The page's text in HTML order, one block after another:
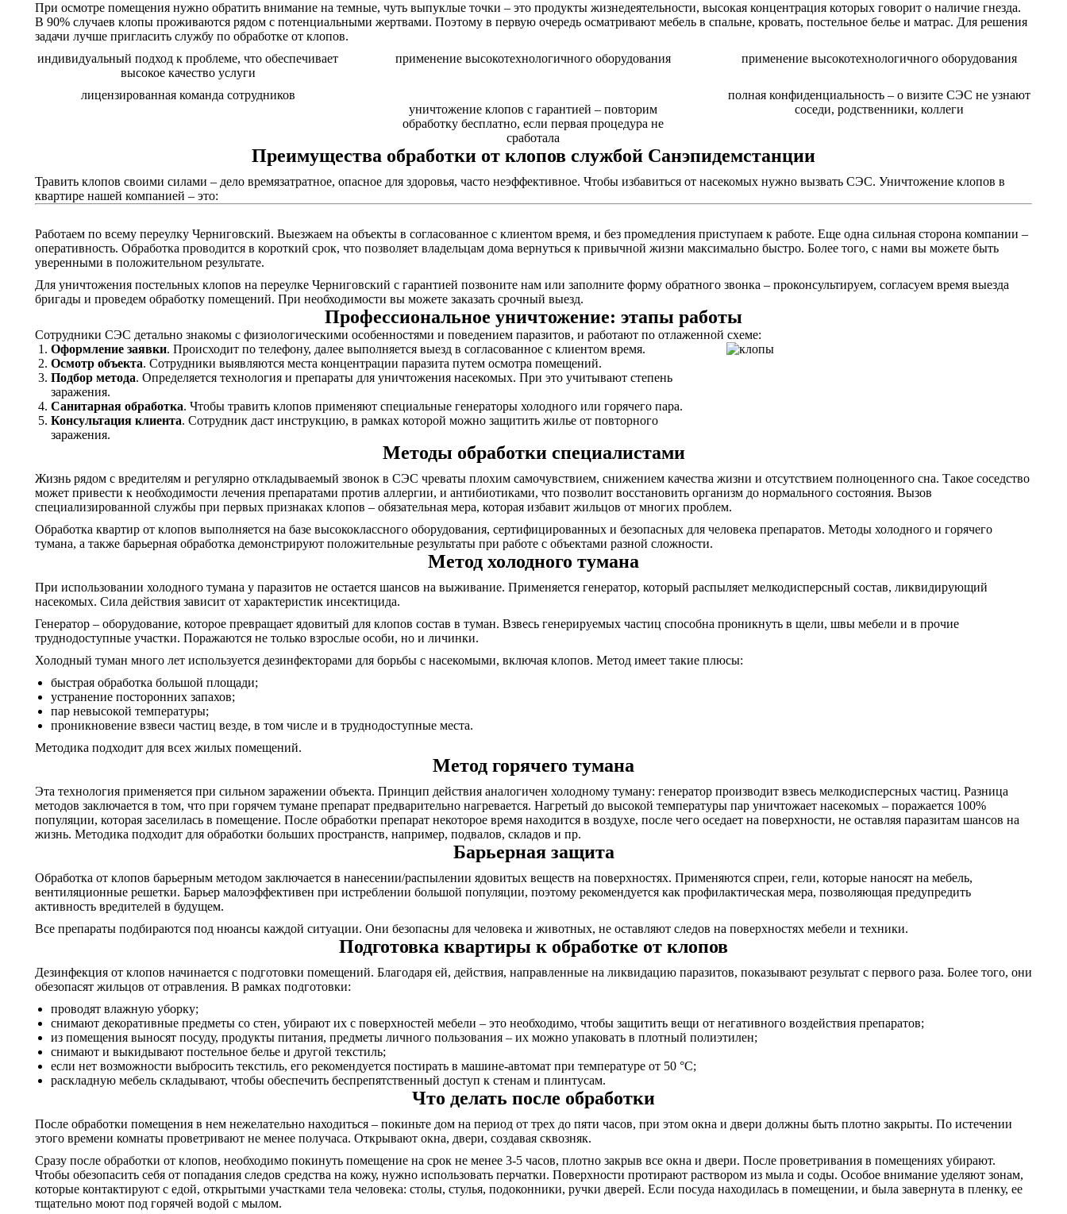
При осмотре помещения нужно обратить внимание на темные, чуть выпуклые точки – это продукты жизнедеятельности, высокая концентрация которых говорит о наличие гнезда.
В 90% случаев клопы проживаются рядом с потенциальными жертвами. Поэтому в первую очередь осматривают мебель в спальне, кровать, постельное белье и матрас. Для решения
задачи лучше пригласить службу по обработке от клопов.
индивидуальный подход к проблеме, что обеспечивает
высокое качество услуги
применение высокотехнологичного оборудования применение высокотехнологичного оборудования
лицензированная команда сотрудников
уничтожение клопов с гарантией – повторим
обработку бесплатно, если первая процедура не
сработала
полная конфиденциальность – о визите СЭС не узнают
соседи, родственники, коллеги
Преимущества обработки от клопов службой Санэпидемстанции
Травить клопов своими силами – дело времязатратное, опасное для здоровья, часто неэффективное. Чтобы избавиться от насекомых нужно вызвать СЭС. Уничтожение клопов в
квартире нашей компанией – это:
Работаем по всему переулку Черниговский. Выезжаем на объекты в согласованное с клиентом время, и без промедления приступаем к работе. Еще одна сильная сторона компании –
оперативность. Обработка проводится в короткий срок, что позволяет владельцам дома вернуться к привычной жизни максимально быстро. Более того, с нами вы можете быть
уверенными в положительном результате.
Для уничтожения постельных клопов на переулке Черниговский с гарантией позвоните нам или заполните форму обратного звонка – проконсультируем, согласуем время выезда
бригады и проведем обработку помещений. При необходимости вы можете заказать срочный выезд.
Профессиональное уничтожение: этапы работы
Сотрудники СЭС детально знакомы с физиологическими особенностями и поведением паразитов, и работают по отлаженной схеме:
Оформление заявки. Происходит по телефону, далее выполняется выезд в согласованное с клиентом время.
Осмотр объекта. Сотрудники выявляются места концентрации паразита путем осмотра помещений.
Подбор метода. Определяется технология и препараты для уничтожения насекомых. При это учитывают степень
заражения.
Санитарная обработка. Чтобы травить клопов применяют специальные генераторы холодного или горячего пара.
Консультация клиента. Сотрудник даст инструкцию, в рамках которой можно защитить жилье от повторного
заражения.
Методы обработки специалистами
Жизнь рядом с вредителям и регулярно откладываемый звонок в СЭС чреваты плохим самочувствием, снижением качества жизни и отсутствием полноценного сна. Такое соседство
может привести к необходимости лечения препаратами против аллергии, и антибиотиками, что позволит восстановить организм до нормального состояния. Вызов
специализированной службы при первых признаках клопов – обязательная мера, которая избавит жильцов от многих проблем.
Обработка квартир от клопов выполняется на базе высококлассного оборудования, сертифицированных и безопасных для человека препаратов. Методы холодного и горячего
тумана, а также барьерная обработка демонстрируют положительные результаты при работе с объектами разной сложности.
Метод холодного тумана
При использовании холодного тумана у паразитов не остается шансов на выживание. Применяется генератор, который распыляет мелкодисперсный состав, ликвидирующий
насекомых. Сила действия зависит от характеристик инсектицида.
Генератор – оборудование, которое превращает ядовитый для клопов состав в туман. Взвесь генерируемых частиц способна проникнуть в щели, швы мебели и в прочие
труднодоступные участки. Поражаются не только взрослые особи, но и личинки.
Холодный туман много лет используется дезинфекторами для борьбы с насекомыми, включая клопов. Метод имеет такие плюсы:
быстрая обработка большой площади;
устранение посторонних запахов;
пар невысокой температуры;
проникновение взвеси частиц везде, в том числе и в труднодоступные места.
Методика подходит для всех жилых помещений.
Метод горячего тумана
Эта технология применяется при сильном заражении объекта. Принцип действия аналогичен холодному туману: генератор производит взвесь мелкодисперсных частиц. Разница
методов заключается в том, что при горячем тумане препарат предварительно нагревается. Нагретый до высокой температуры пар уничтожает насекомых – поражается 100%
популяции, которая заселилась в помещение. После обработки препарат некоторое время находится в воздухе, после чего оседает на поверхности, не оставляя паразитам шансов на
жизнь. Методика подходит для обработки больших пространств, например, подвалов, складов и пр.
Барьерная защита
Обработка от клопов барьерным методом заключается в нанесении/распылении ядовитых веществ на поверхностях. Применяются спреи, гели, которые наносят на мебель,
вентиляционные решетки. Барьер малоэффективен при истреблении большой популяции, поэтому рекомендуется как профилактическая мера, позволяющая предупредить
активность вредителей в будущем.
Все препараты подбираются под нюансы каждой ситуации. Они безопасны для человека и животных, не оставляют следов на поверхностях мебели и техники.
Подготовка квартиры к обработке от клопов
Дезинфекция от клопов начинается с подготовки помещений. Благодаря ей, действия, направленные на ликвидацию паразитов, показывают результат с первого раза. Более того, они
обезопасят жильцов от отравления. В рамках подготовки:
проводят влажную уборку;
снимают декоративные предметы со стен, убирают их с поверхностей мебели – это необходимо, чтобы защитить вещи от негативного воздействия препаратов;
из помещения выносят посуду, продукты питания, предметы личного пользования – их можно упаковать в плотный полиэтилен;
снимают и выкидывают постельное белье и другой текстиль;
если нет возможности выбросить текстиль, его рекомендуется постирать в машине-автомат при температуре от 50 °C;
раскладную мебель складывают, чтобы обеспечить беспрепятственный доступ к стенам и плинтусам.
Что делать после обработки
После обработки помещения в нем нежелательно находиться – покиньте дом на период от трех до пяти часов, при этом окна и двери должны быть плотно закрыты. По истечении
этого времени комнаты проветривают не менее получаса. Открывают окна, двери, создавая сквозняк.
Сразу после обработки от клопов, необходимо покинуть помещение на срок не менее 3-5 часов, плотно закрыв все окна и двери. После проветривания в помещениях убирают.
Чтобы обезопасить себя от попадания следов средства на кожу, нужно использовать перчатки. Поверхности протирают раствором из мыла и соды. Особое внимание уделяют зонам,
которые контактируют с едой, открытыми участками тела человека: столы, стулья, подоконники, ручки дверей. Если посуда находилась в помещении, и была завернута в пленку, ее
тщательно моют под горячей водой с мылом.